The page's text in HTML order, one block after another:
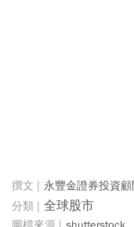
永豐金證券投資顧
全球股市